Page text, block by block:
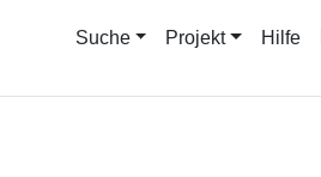
Suche Projekt Hilfe